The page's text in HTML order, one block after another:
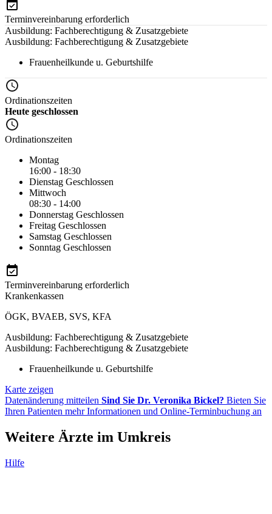
Terminvereinbarung erforderlich
Ausbildung: Fachberechtigung & Zusatzgebiete
Ausbildung: Fachberechtigung & Zusatzgebiete
Frauenheilkunde u. Geburtshilfe
Ordinationszeiten
Heute geschlossen
Ordinationszeiten
Montag
16:00 - 18:30
Dienstag Geschlossen
Mittwoch
08:30 - 14:00
Donnerstag Geschlossen
Freitag Geschlossen
Samstag Geschlossen
Sonntag Geschlossen
Terminvereinbarung erforderlich
Krankenkassen
ÖGK, BVAEB, SVS, KFA
Ausbildung: Fachberechtigung & Zusatzgebiete
Ausbildung: Fachberechtigung & Zusatzgebiete
Frauenheilkunde u. Geburtshilfe
Karte zeigen
Datenänderung mitteilen Sind Sie Dr. Veronika Bickel? Bieten Sie
Ihren Patienten mehr Informationen und Online-Terminbuchung an
Weitere Ärzte im Umkreis
Hilfe